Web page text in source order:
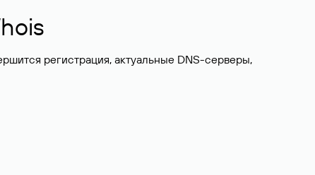
регистрация, актуальные DNS-серверы,